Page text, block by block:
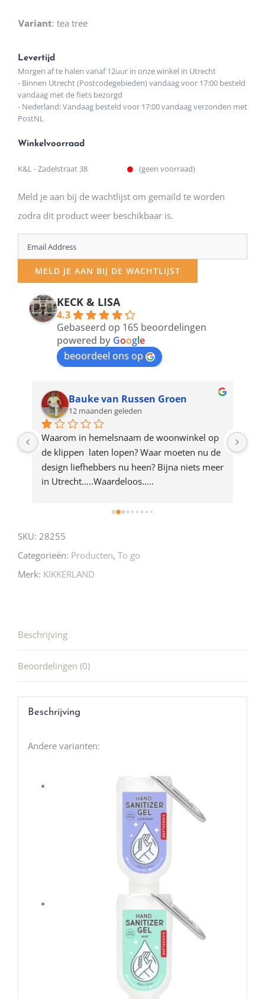
Variant: tea tree
Levertijd
Morgen af te halen vanaf 12uur in onze winkel in Utrecht
- Binnen Utrecht (Postcodegebieden) vandaag voor 17:00 besteld
vandaag met de fiets bezorgd
- Nederland: Vandaag besteld voor 17:00 vandaag verzonden met
PostNL
Winkelvoorraad
K&L - Zadelstraat 38 (geen voorraad)
Meld je aan bij de wachtlijst om gemaild te worden
zodra dit product weer beschikbaar is.
Enter
your
email
address
product
MELD JE AAN BIJ DE WACHTLIJST
KECK & LISA
4.3
Gebaseerd op 165 beoordelingen
powered by Google
beoordeel ons op
Bauke van Russen Groen
12 maanden geleden
Waarom in hemelsnaam de woonwinkel op
de klippen  laten lopen? Waar moeten nu de
design liefhebbers nu heen? Bijna niets meer
in Utrecht…..Waardeloos…..
SKU: 28255
Categorieën: Producten, To go
Merk: KIKKERLAND
Beschrijving
Beoordelingen (0)
Beschrijving
Andere varianten: